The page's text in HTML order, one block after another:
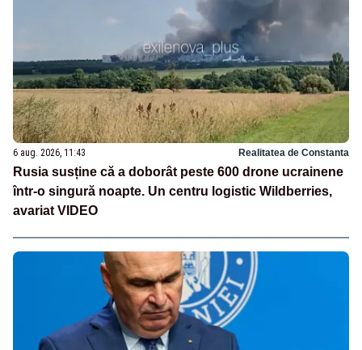
6 aug. 2026, 11:43 Realitatea de Constanta
Rusia susține că a doborât peste 600 drone ucrainene
într-o singură noapte. Un centru logistic Wildberries,
avariat VIDEO